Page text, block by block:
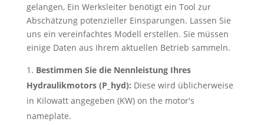
gelangen, Ein Werksleiter benötigt ein Tool zur
Abschätzung potenzieller Einsparungen. Lassen Sie
uns ein vereinfachtes Modell erstellen. Sie müssen
einige Daten aus Ihrem aktuellen Betrieb sammeln.
Bestimmen Sie die Nennleistung Ihres
Hydraulikmotors (P_hyd): Diese wird üblicherweise
in Kilowatt angegeben (KW) on the motor's
nameplate.